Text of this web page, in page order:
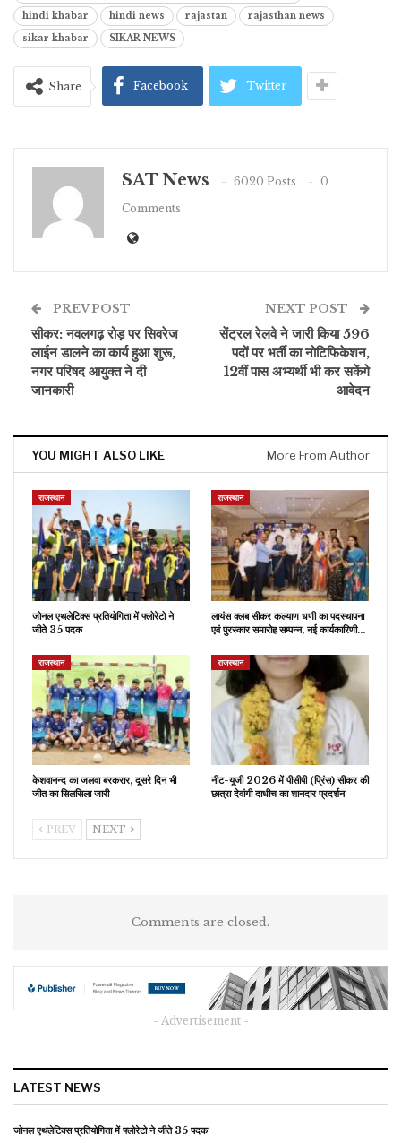
hindi khabar hindi news rajastan
rajasthan news
sikar khabar
SIKAR NEWS
Share Facebook Twitter
SAT News 6020 Posts
0
Comments
PREV POST
सीकर: नवलगढ़ रोड़ पर सिवरेज
लाईन डालने का कार्य हुआ शुरू,
नगर परिषद आयुक्त ने दी
जानकारी
NEXT POST
सेंट्रल रेलवे ने जारी किया 596
पदों पर भर्ती का नोटिफिकेशन,
12वीं पास अभ्यर्थी भी कर सकेंगे
आवेदन
YOU MIGHT ALSO LIKE More From Author
राजस्थान
जोनल एथलेटिक्स प्रतियोगिता में फ्लोरेटो ने
जीते 35 पदक
राजस्थान
लायंस क्लब सीकर कल्याण धणी का पदस्थापना
एवं पुरस्कार समारोह सम्पन्न, नई कार्यकारिणी…
राजस्थान
केशवानन्द का जलवा बरकरार, दूसरे दिन भी
जीत का सिलसिला जारी
राजस्थान
नीट-यूजी 2026 में पीसीपी (प्रिंस) सीकर की
छात्रा देवांगी दाधीच का शानदार प्रदर्शन
PREV NEXT
Comments are closed.
- Advertisement -
LATEST NEWS
जोनल एथलेटिक्स प्रतियोगिता में फ्लोरेटो ने जीते 35 पदक